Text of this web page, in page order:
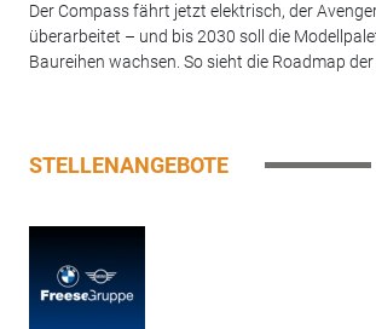
Der Compass fährt jetzt elektrisch, der
überarbeitet – und bis 2030 soll die
Baureihen wachsen. So sieht die Roadmap der
STELLENANGEBOTE